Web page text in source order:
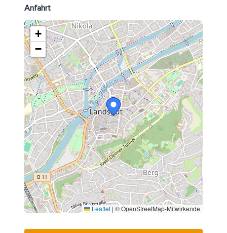
Anfahrt
+
−
Leaflet | © OpenStreetMap-Mitwirkende